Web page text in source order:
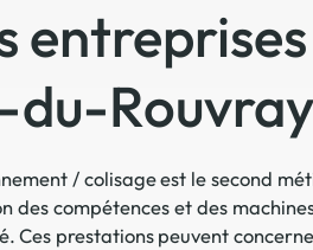
du-Rouvray
/ colisage est le second
des compétences et des
Ces prestations peuvent